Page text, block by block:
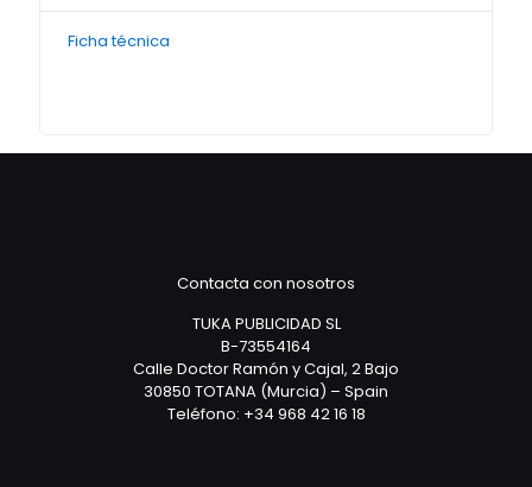
Ficha técnica
Contacta con nosotros
TUKA PUBLICIDAD SL
B-73554164
Calle Doctor Ramón y Cajal, 2 Bajo
30850 TOTANA (Murcia) – Spain
Teléfono: +34 968 42 16 18